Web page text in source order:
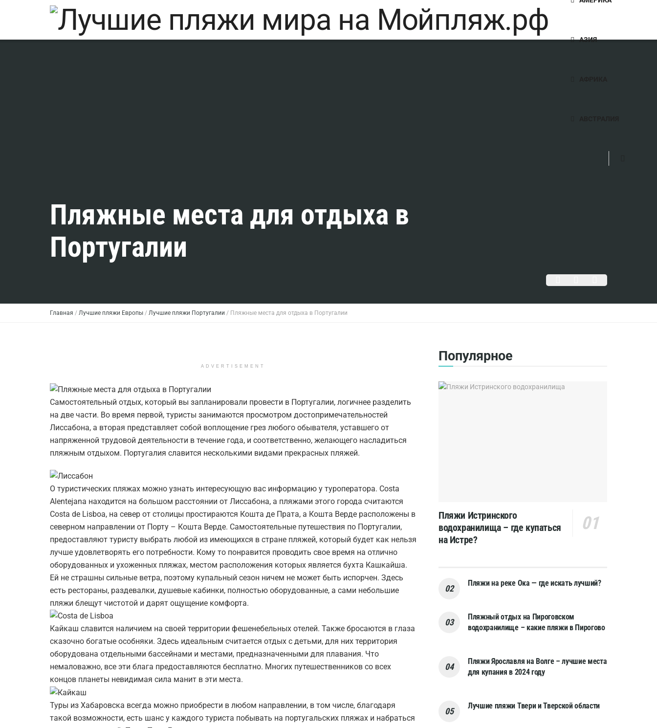
АЗИЯ
Пляжные места для отдыха в
Португалии
Главная / Лучшие пляжи Европы / Лучшие пляжи Португалии / Пляжные места для отдыха в Португалии
ADVERTISEMENT
Самостоятельный отдых, который вы запланировали провести в Португалии, логичнее разделить
на две части. Во время первой, туристы занимаются просмотром достопримечательностей
Лиссабона, а вторая представляет собой воплощение грез любого обывателя, уставшего от
напряженной трудовой деятельности в течение года, и соответственно, желающего насладиться
пляжным отдыхом. Португалия славится несколькими видами прекрасных пляжей.
О туристических пляжах можно узнать интересующую вас информацию у туроператора. Costa
Alentejana находится на большом расстоянии от Лиссабона, а пляжами этого города считаются
Costa de Lisboa, на север от столицы простираются Кошта де Прата, а Кошта Верде расположены в
северном направлении от Порту – Кошта Верде. Самостоятельные путешествия по Португалии,
предоставляют туристу выбрать любой из имеющихся в стране пляжей, который будет как нельзя
лучше удовлетворять его потребности. Кому то понравится проводить свое время на отлично
оборудованных и ухоженных пляжах, местом расположения которых является бухта Кашкайша.
Ей не страшны сильные ветра, поэтому купальный сезон ничем не может быть испорчен. Здесь
есть рестораны, раздевалки, душевые кабинки, полностью оборудованные, а сами небольшие
пляжи блещут чистотой и дарят ощущение комфорта.
Кайкаш славится наличием на своей территории фешенебельных отелей. Также бросаются в глаза
сказочно богатые особняки. Здесь идеальным считается отдых с детьми, для них территория
оборудована отдельными бассейнами и местами, предназначенными для плавания. Что
немаловажно, все эти блага предоставляются бесплатно. Многих путешественников со всех
концов планеты невидимая сила манит в эти места.
Туры из Хабаровска всегда можно приобрести в любом направлении, в том числе, благодаря
такой возможности, есть шанс у каждого туриста побывать на португальских пляжах и набраться
Популярное
Пляжи Истринского
водохранилища – где купаться
на Истре?
Пляжи на реке Ока — где искать лучший?
Пляжный отдых на Пироговском
водохранилище – какие пляжи в Пирогово
Пляжи Ярославля на Волге – лучшие места
для купания в 2024 году
Лучшие пляжи Твери и Тверской области